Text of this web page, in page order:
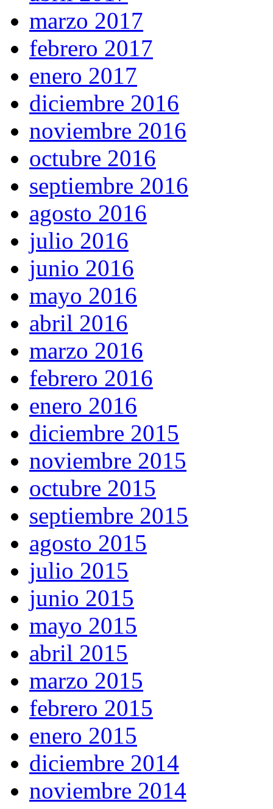
marzo 2017
febrero 2017
enero 2017
diciembre 2016
noviembre 2016
octubre 2016
septiembre 2016
agosto 2016
julio 2016
junio 2016
mayo 2016
abril 2016
marzo 2016
febrero 2016
enero 2016
diciembre 2015
noviembre 2015
octubre 2015
septiembre 2015
agosto 2015
julio 2015
junio 2015
mayo 2015
abril 2015
marzo 2015
febrero 2015
enero 2015
diciembre 2014
noviembre 2014